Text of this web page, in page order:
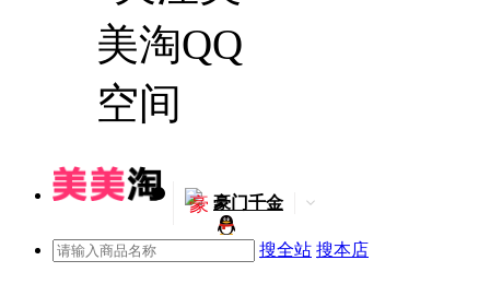
豪 豪门千金
搜全站 搜本店